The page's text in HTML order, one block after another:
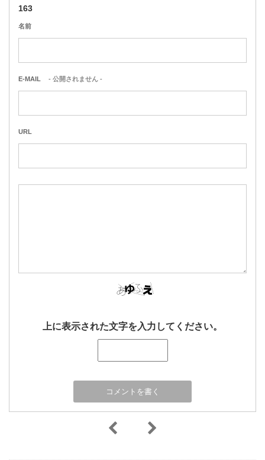
163
名前
E-MAIL - 公開されません -
URL
上に表示された文字を入力してください。